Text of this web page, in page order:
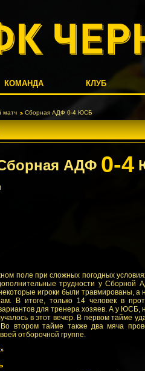
КОМАНДА КЛУБ
матч Сборная АДФ 0-4 ЮСБ
АДФ 0-4
поле при сложных погодных
трудности у Сборной
некоторые игроки были травмированы,
В итоге, только 14 человек в
вариантов для тренера хозяев. А у
в этот вечер. В первом тайме
втором тайме также два мяча
отборочной группе.